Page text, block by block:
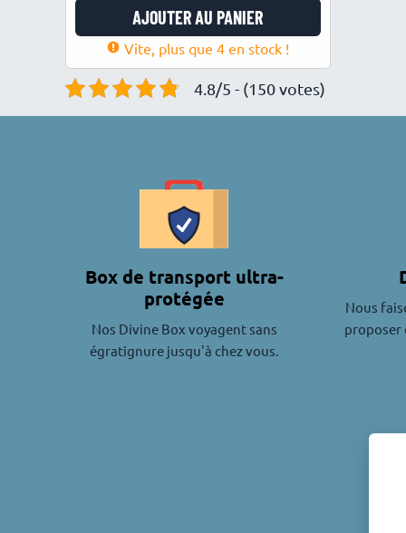
AJOUTER AU PANIER
Vite, plus que 4 en stock !
4.8/5 - (150 votes)
Box de transport ultra-
protégée
Nos Divine Box voyagent sans
égratignure jusqu'à chez vous.
Nous
proposer